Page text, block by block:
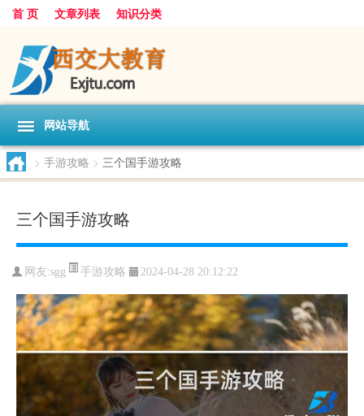
首 页 文章列表 知识分类
网站导航
> 手游攻略 > 三个国手游攻略
三个国手游攻略
网友:sgg 手游攻略 2024-04-28 20:12:22